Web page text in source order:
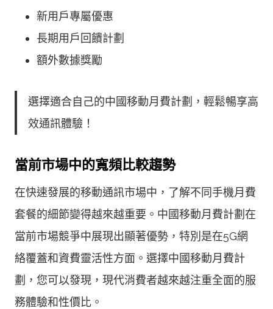
新用戶專屬優惠
長期用戶回饋計劃
額外數據獎勵
選擇適合自己的中國移動月費計劃，輕鬆暢享高
效通訊體驗！
當前市場中的寬頻比較趨勢
在快速發展的移動通訊市場中，了解不同手機月費
套餐的細節變得越來越重要。中國移動月費計劃在
當前市場競爭中展現出顯著優勢，特別是在5G網
絡覆蓋和資費靈活性方面。選擇中國移動月費計
劃，您可以發現，現代消費者越來越注重全面的服
務體驗和性價比。